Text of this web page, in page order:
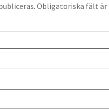
Obligatoriska fält är